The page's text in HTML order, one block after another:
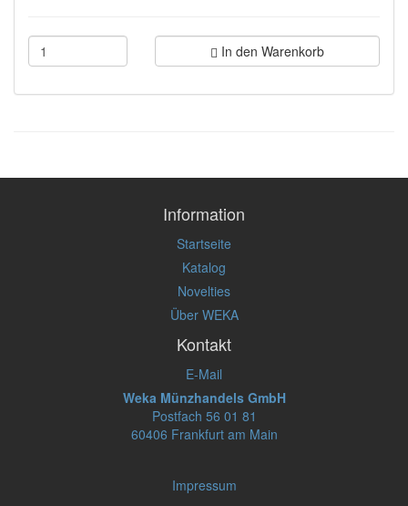
In den Warenkorb
Information
Startseite
Katalog
Novelties
Über WEKA
Kontakt
E-Mail
Weka Münzhandels GmbH
Postfach 56 01 81
60406 Frankfurt am Main
Impressum